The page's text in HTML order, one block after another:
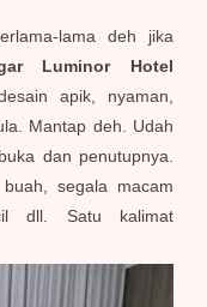
lama deh jika
Luminor Hotel
apik, nyaman,
Mantap deh. Udah
dan penutupnya.
segala macam
dll. Satu kalimat